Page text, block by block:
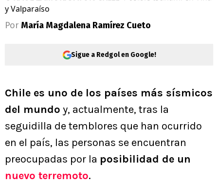
y Valparaíso
Por María Magdalena Ramírez Cueto
Sigue a Redgol en Google!
Chile es uno de los países más sísmicos
del mundo y, actualmente, tras la
seguidilla de temblores que han ocurrido
en el país, las personas se encuentran
preocupadas por la posibilidad de un
nuevo terremoto.